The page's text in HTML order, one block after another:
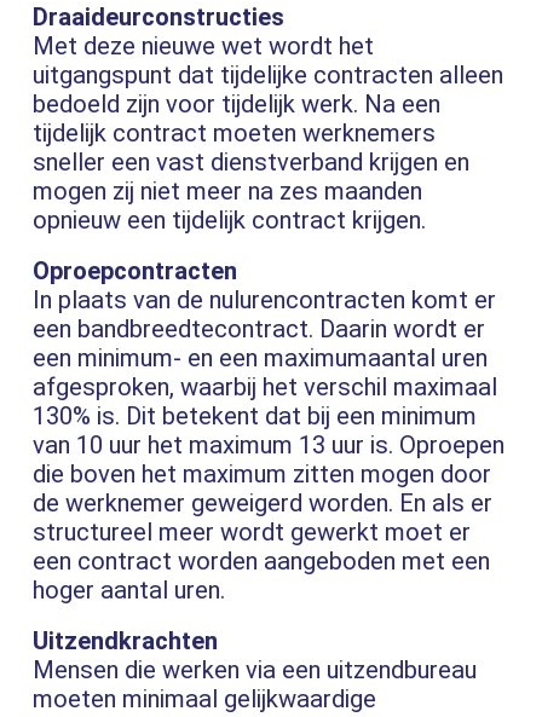
Draaideurconstructies
Met deze nieuwe wet wordt het
uitgangspunt dat tijdelijke contracten alleen
bedoeld zijn voor tijdelijk werk. Na een
tijdelijk contract moeten werknemers
sneller een vast dienstverband krijgen en
mogen zij niet meer na zes maanden
opnieuw een tijdelijk contract krijgen.
Oproepcontracten
In plaats van de nulurencontracten komt er
een bandbreedtecontract. Daarin wordt er
een minimum- en een maximumaantal uren
afgesproken, waarbij het verschil maximaal
130% is. Dit betekent dat bij een minimum
van 10 uur het maximum 13 uur is. Oproepen
die boven het maximum zitten mogen door
de werknemer geweigerd worden. En als er
structureel meer wordt gewerkt moet er
een contract worden aangeboden met een
hoger aantal uren.
Uitzendkrachten
Mensen die werken via een uitzendbureau
moeten minimaal gelijkwaardige